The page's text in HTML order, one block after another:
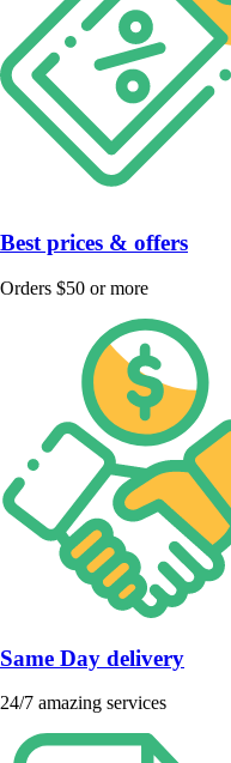
Best prices & offers
Orders $50 or more
Same Day delivery
24/7 amazing services